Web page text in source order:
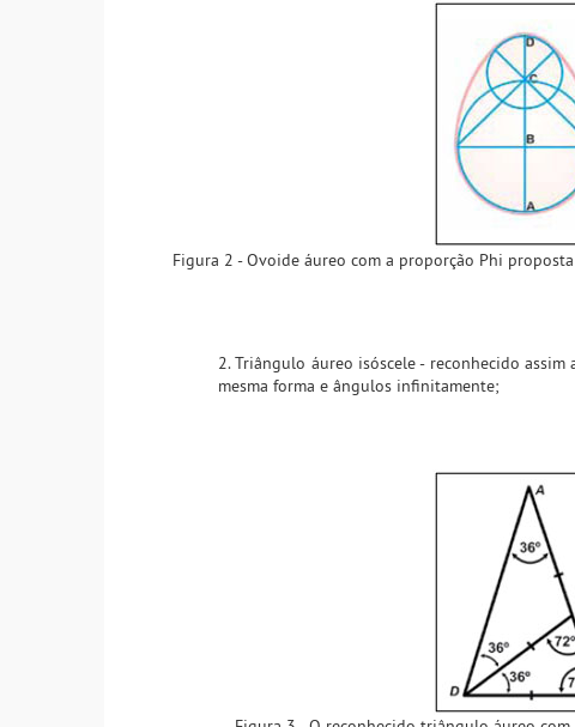
Figura 2 - Ovoide áureo com a proporção Phi
2. Triângulo áureo isóscele - reconhecido
mesma forma e ângulos infinitamente;